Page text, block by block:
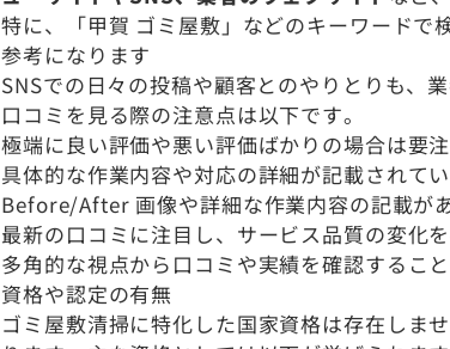
特に、「甲賀 ゴミ屋敷」などのキーワード
参考になります
SNSでの日々の投稿や顧客とのやりとりも、
口コミを見る際の注意点は以下です。
極端に良い評価や悪い評価ばかりの場合は要
具体的な作業内容や対応の詳細が記載されて
Before/After 画像や詳細な作業内容の記載が
最新の口コミに注目し、サービス品質の変化
多角的な視点から口コミや実績を確認するこ
資格や認定の有無
ゴミ屋敷清掃に特化した国家資格は存在しま